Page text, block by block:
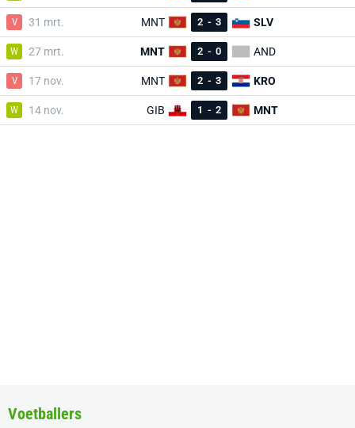
V 31 mrt. MNT 2 - 3 SLV
W 27 mrt. MNT 2 - 0 AND
V 17 nov. MNT 2 - 3 KRO
W 14 nov. GIB 1 - 2 MNT
Voetballers